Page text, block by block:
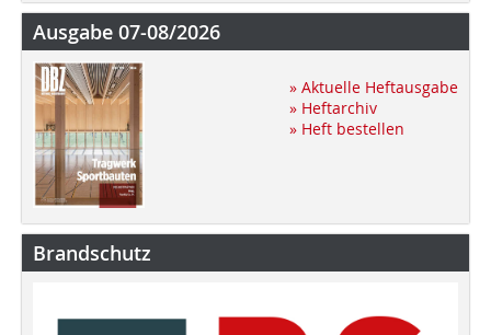
Ausgabe 07-08/2026
» Aktuelle Heftausgabe
» Heftarchiv
» Heft bestellen
Brandschutz